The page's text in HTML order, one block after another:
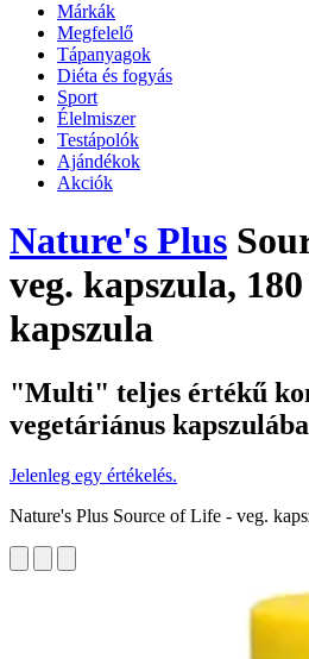
Márkák
Megfelelő
Tápanyagok
Diéta és fogyás
Sport
Élelmiszer
Testápolók
Ajándékok
Akciók
Nature's Plus
veg. kapszula,
kapszula
"Multi" teljes értékű
vegetáriánus
Jelenleg egy értékelés.
Nature's Plus Source of Life - veg.